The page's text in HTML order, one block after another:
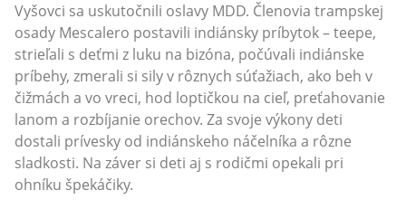
Vyšovci sa uskutočnili oslavy MDD. Členovia trampskej
osady Mescalero postavili indiánsky príbytok – teepe,
strieľali s deťmi z luku na bizóna, počúvali indiánske
príbehy, zmerali si sily v rôznych súťažiach, ako beh v
čižmách a vo vreci, hod loptičkou na cieľ, preťahovanie
lanom a rozbíjanie orechov. Za svoje výkony deti
dostali prívesky od indiánskeho náčelníka a rôzne
sladkosti. Na záver si deti aj s rodičmi opekali pri
ohníku špekáčiky.